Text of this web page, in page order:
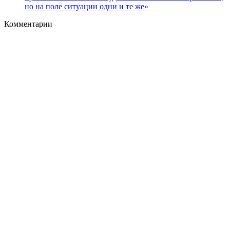
но на поле ситуации одни и те же»
Комментарии